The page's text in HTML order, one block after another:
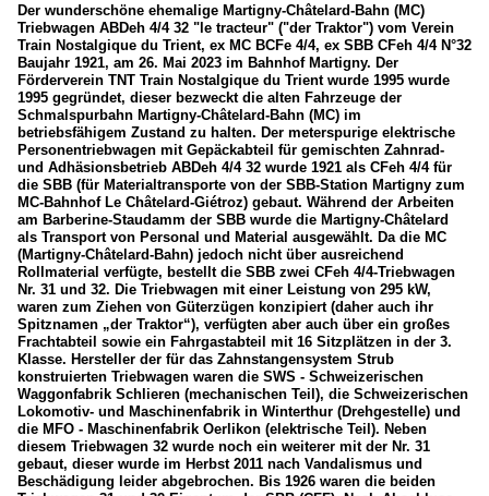
Der wunderschöne ehemalige Martigny-Châtelard-Bahn (MC)
Triebwagen ABDeh 4/4 32 "le tracteur" ("der Traktor") vom Verein
Train Nostalgique du Trient, ex MC BCFe 4/4, ex SBB CFeh 4/4 N°32
Baujahr 1921, am 26. Mai 2023 im Bahnhof Martigny. Der
Förderverein TNT Train Nostalgique du Trient wurde 1995 wurde
1995 gegründet, dieser bezweckt die alten Fahrzeuge der
Schmalspurbahn Martigny-Châtelard-Bahn (MC) im
betriebsfähigem Zustand zu halten. Der meterspurige elektrische
Personentriebwagen mit Gepäckabteil für gemischten Zahnrad-
und Adhäsionsbetrieb ABDeh 4/4 32 wurde 1921 als CFeh 4/4 für
die SBB (für Materialtransporte von der SBB-Station Martigny zum
MC-Bahnhof Le Châtelard-Giétroz) gebaut. Während der Arbeiten
am Barberine-Staudamm der SBB wurde die Martigny-Châtelard
als Transport von Personal und Material ausgewählt. Da die MC
(Martigny-Châtelard-Bahn) jedoch nicht über ausreichend
Rollmaterial verfügte, bestellt die SBB zwei CFeh 4/4-Triebwagen
Nr. 31 und 32. Die Triebwagen mit einer Leistung von 295 kW,
waren zum Ziehen von Güterzügen konzipiert (daher auch ihr
Spitznamen „der Traktor“), verfügten aber auch über ein großes
Frachtabteil sowie ein Fahrgastabteil mit 16 Sitzplätzen in der 3.
Klasse. Hersteller der für das Zahnstangensystem Strub
konstruierten Triebwagen waren die SWS - Schweizerischen
Waggonfabrik Schlieren (mechanischen Teil), die Schweizerischen
Lokomotiv- und Maschinenfabrik in Winterthur (Drehgestelle) und
die MFO - Maschinenfabrik Oerlikon (elektrische Teil). Neben
diesem Triebwagen 32 wurde noch ein weiterer mit der Nr. 31
gebaut, dieser wurde im Herbst 2011 nach Vandalismus und
Beschädigung leider abgebrochen. Bis 1926 waren die beiden